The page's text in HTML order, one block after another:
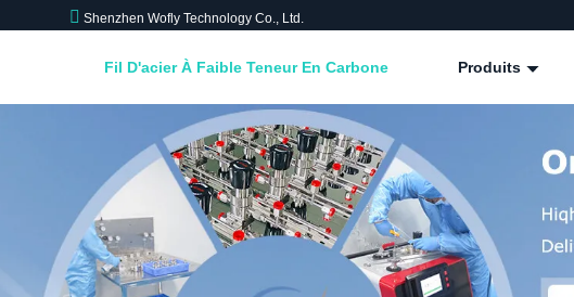
Shenzhen Wofly Technology Co., Ltd.
Fil D'acier À Faible Teneur En Carbone Produits